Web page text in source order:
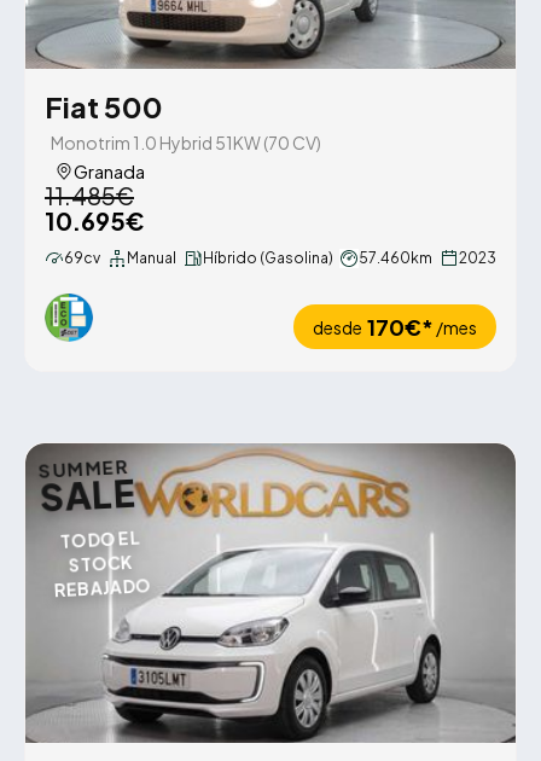
Fiat 500
Monotrim 1.0 Hybrid 51KW (70 CV)
Granada
11.485€
10.695€
69cv Manual Híbrido (Gasolina) 57.460km 2023
desde 170€* /mes
SUMMER
SALE
TODO EL
STOCK
REBAJADO